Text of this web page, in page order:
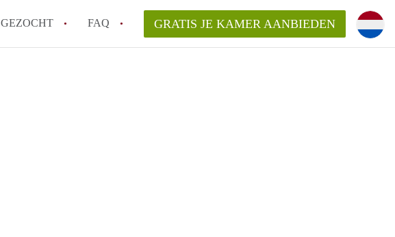
GEZOCHT FAQ GRATIS JE KAMER AANBIEDEN